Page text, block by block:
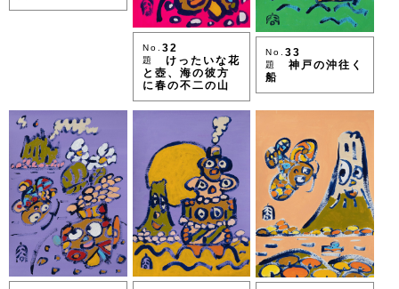
No. 32
題
けったいな花
と壺、海の彼方
に春の不二の山
No.33
題
神戸の沖往く
船